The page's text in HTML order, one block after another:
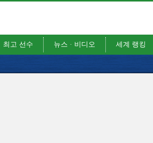
최고 선수 뉴스 · 비디오 세계 랭킹